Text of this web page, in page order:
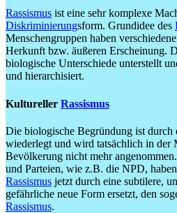
Rassismus ist eine sehr komplexe
Diskriminierungsform. Grundidee des
Menschengruppen haben
Herkunft bzw. äußeren Erscheinung.
biologische Unterschiede unterstellt
und hierarchisiert.
Kultureller Rassismus
Die biologische Begründung ist durch
wiederlegt und wird tatsächlich in der
Bevölkerung nicht mehr
und Parteien, wie z.B. die NPD,
Rassismus jetzt durch eine subtilere,
gefährliche neue Form ersetzt, den
Rassismus.